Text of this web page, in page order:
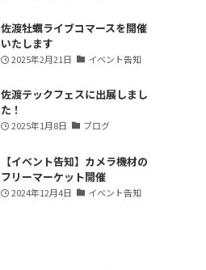
佐渡牡蠣ライブコマースを開催
いたします
2025年2月21日 イベント告知
佐渡テックフェスに出展しまし
た！
2025年1月8日 ブログ
【イベント告知】カメラ機材の
フリーマーケット開催
2024年12月4日 イベント告知